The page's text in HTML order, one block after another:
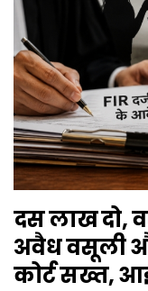
दस लाख दो,
अवैध वसूली
कोर्ट सख्त,